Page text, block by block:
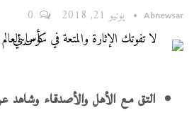
Abnewsar يونيو 21, 2018
التق مع الأهل والأصدقاء وشاهد